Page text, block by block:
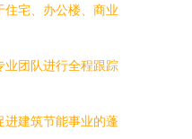
宅、办公楼、商业
业团队进行全程跟踪
进建筑节能事业的蓬